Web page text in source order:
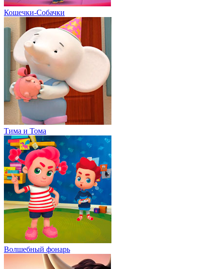
Кошечки-Собачки
Тима и Тома
Волшебный фонарь